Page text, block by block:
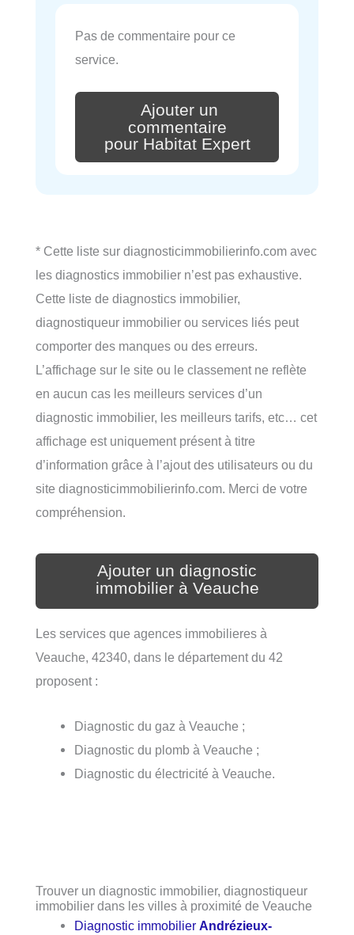
Pas de commentaire pour ce
service.
Ajouter un
commentaire
pour Habitat Expert
* Cette liste sur diagnosticimmobilierinfo.com avec
les diagnostics immobilier n’est pas exhaustive.
Cette liste de diagnostics immobilier,
diagnostiqueur immobilier ou services liés peut
comporter des manques ou des erreurs.
L’affichage sur le site ou le classement ne reflète
en aucun cas les meilleurs services d’un
diagnostic immobilier, les meilleurs tarifs, etc… cet
affichage est uniquement présent à titre
d’information grâce à l’ajout des utilisateurs ou du
site diagnosticimmobilierinfo.com. Merci de votre
compréhension.
Ajouter un diagnostic
immobilier à Veauche
Les services que agences immobilieres à
Veauche, 42340, dans le département du 42
proposent :
Diagnostic du gaz à Veauche ;
Diagnostic du plomb à Veauche ;
Diagnostic du électricité à Veauche.
Trouver un diagnostic immobilier, diagnostiqueur
immobilier dans les villes à proximité de Veauche
Diagnostic immobilierAndrézieux-